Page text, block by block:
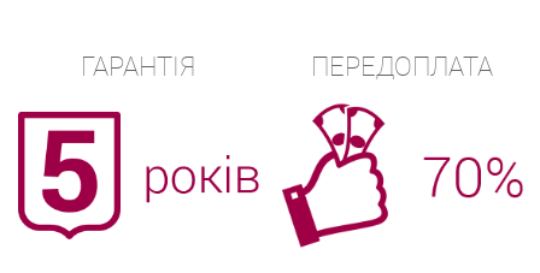
ГАРАНТІЯ ПЕРЕДОПЛАТА